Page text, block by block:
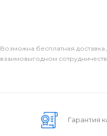
Возможна бесплатная
взаимовыгодном
Гарантия